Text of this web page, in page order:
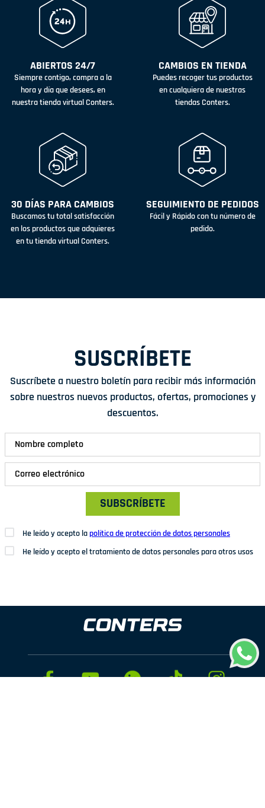
ABIERTOS 24/7
Siempre contigo, compra a la
hora y día que desees, en
nuestra tienda virtual Conters.
CAMBIOS EN TIENDA
Puedes recoger tus productos
en cualquiera de nuestras
tiendas Conters.
30 DÍAS PARA CAMBIOS
Buscamos tu total satisfacción
en los productos que adquieres
en tu tienda virtual Conters.
SEGUIMIENTO DE PEDIDOS
Fácil y Rápido con tu número de
pedido.
SUSCRÍBETE
Suscríbete a nuestro boletín para recibir más información
sobre nuestros nuevos productos, ofertas, promociones y
descuentos.
SUBSCRÍBETE
He leído y acepto lapolítica de protección de datos personales
He leído y acepto el tratamiento de datos personales para otros usos